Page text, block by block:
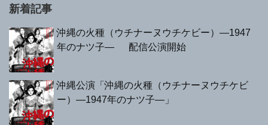
新着記事
沖縄の火種（ウチナーヌウチケビー）—1947
年のナツ子— 配信公演開始
沖縄公演「沖縄の火種（ウチナーヌウチケビ
ー）—1947年のナツ子—」